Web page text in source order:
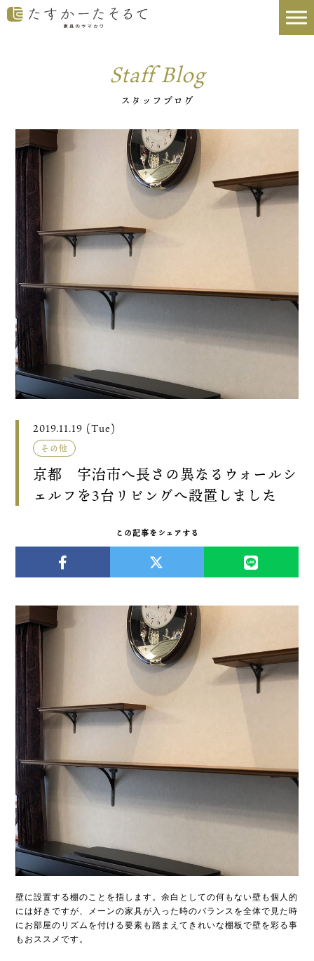
Staff Blog
スタッフブログ
2019.11.19 (Tue)
その他
京都 宇治市へ長さの異なるウォールシ
ェルフを3台リビングへ設置しました
この記事をシェアする
壁に設置する棚のことを指します。余白としての何もない壁も個人的
には好きですが、メーンの家具が入った時のバランスを全体で見た時
にお部屋のリズムを付ける要素も踏まえてきれいな棚板で壁を彩る事
もおススメです。